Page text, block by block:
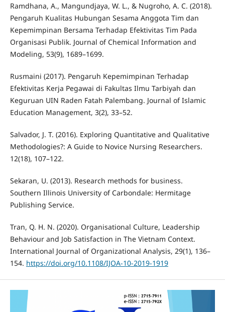
Ramdhana, A., Mangundjaya, W. L., & Nugroho, A. C. (2018).
Pengaruh Kualitas Hubungan Sesama Anggota Tim dan
Kepemimpinan Bersama Terhadap Efektivitas Tim Pada
Organisasi Publik. Journal of Chemical Information and
Modeling, 53(9), 1689–1699.
Rusmaini (2017). Pengaruh Kepemimpinan Terhadap
Efektivitas Kerja Pegawai di Fakultas Ilmu Tarbiyah dan
Keguruan UIN Raden Fatah Palembang. Journal of Islamic
Education Management, 3(2), 33–52.
Salvador, J. T. (2016). Exploring Quantitative and Qualitative
Methodologies?: A Guide to Novice Nursing Researchers.
12(18), 107–122.
Sekaran, U. (2013). Research methods for business.
Southern Illinois University of Carbondale: Hermitage
Publishing Service.
Tran, Q. H. N. (2020). Organisational Culture, Leadership
Behaviour and Job Satisfaction in The Vietnam Context.
International Journal of Organizational Analysis, 29(1), 136–
154. https://doi.org/10.1108/IJOA-10-2019-1919